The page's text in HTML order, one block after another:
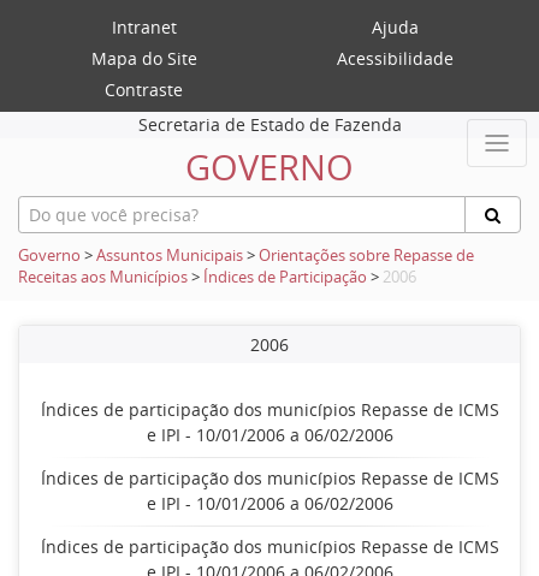
Intranet
Ajuda
Mapa do Site
Acessibilidade
Contraste
Secretaria de Estado de Fazenda
GOVERNO
Governo >Assuntos Municipais>Orientações sobre Repasse de
Receitas aos Municípios> Índices de Participação > 2006
2006
Índices de participação dos municípios Repasse de ICMS
e IPI - 10/01/2006 a 06/02/2006
Índices de participação dos municípios Repasse de ICMS
e IPI - 10/01/2006 a 06/02/2006
Índices de participação dos municípios Repasse de ICMS